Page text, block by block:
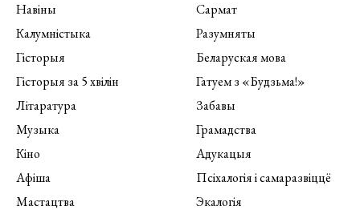
Навіны
Калумністыка
Гісторыя
Гісторыя за 5 хвілін
Літаратура
Музыка
Кіно
Афіша
Мастацтва
Сармат
Разумняты
Беларуская мова
Гатуем з «Будзьма!»
Забавы
Грамадства
Адукацыя
Псіхалогія і самаразвіццё
Экалогія